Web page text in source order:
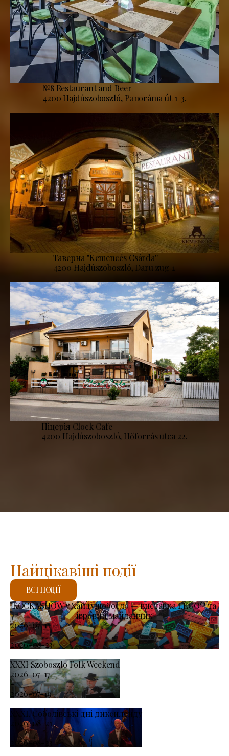
№8 Restaurant and Beer
4200 Hajdúszoboszló, Panoráma út 1-3.
Таверна "Kemencés Csárda''
4200 Hajdúszoboszló, Daru zug 1.
Піцерія Clock Cafe
4200 Hajdúszoboszló, Hőforrás utca 22.
KOCKASHOW у Хайдушобосло — виставка LEGO® та
ігровий майданчик
2026-07-11
-
2026-08-23
XXXI Szoboszlo Folk Weekend
2026-07-17
-
2026-07-19
XXXI. Соболівські дні диксиленду
2026-08-21
-
2026-08-23
Найцікавіші події
ВСІ ПОДІЇ